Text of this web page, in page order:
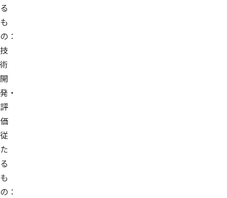
る
も
の：
技
術
開
発・
評
価
従
た
る
も
の：